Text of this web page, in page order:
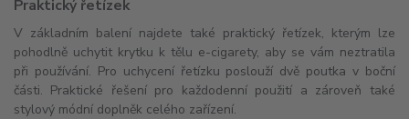
Praktický řetízek
V základním balení najdete také praktický řetízek, kterým lze
pohodlně uchytit krytku k tělu e-cigarety, aby se vám neztratila
při používání. Pro uchycení řetízku poslouží dvě poutka v boční
části. Praktické řešení pro každodenní použití a zároveň také
stylový módní doplněk celého zařízení.